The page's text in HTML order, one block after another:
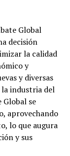
Global
decisión
la calidad
y
y diversas
la industria del
se
aprovechando
lo que augura
y sus